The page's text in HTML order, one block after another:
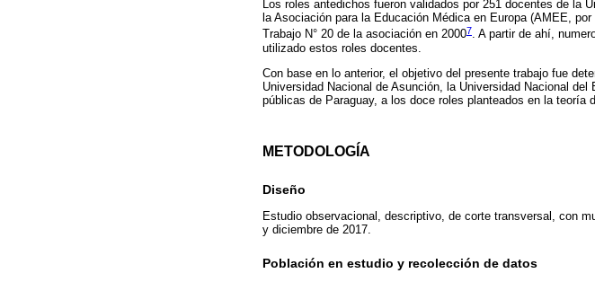
Los roles antedichos fueron validados por 251 docentes de la
la Asociación para la Educación Médica en Europa (AMEE,
Trabajo N° 20 de la asociación en 20007. A partir de ahí,
utilizado estos roles docentes.
Con base en lo anterior, el objetivo del presente trabajo fue
Universidad Nacional de Asunción, la Universidad Nacional
públicas de Paraguay, a los doce roles planteados en la teoría
METODOLOGÍA
Diseño
Estudio observacional, descriptivo, de corte transversal, con
y diciembre de 2017.
Población en estudio y recolección de datos